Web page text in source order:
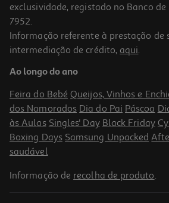
Livro O Reino De Espinhos De Sasha Peyton
18.81 €/un
PVP de editor
18,81 €
exclusividade, registado no Banco
7952.
Informação referente à prestação de
intermediação de crédito, aqui.
Ao longo do ano
Feira do Bebé Queijos, Vinhos e
dos Namorados Dia do Pai Páscoa
às Aulas Singles' Day Black Friday
Boxing Days Samsung Unpacked
saudável
Informação de recolha de produto.